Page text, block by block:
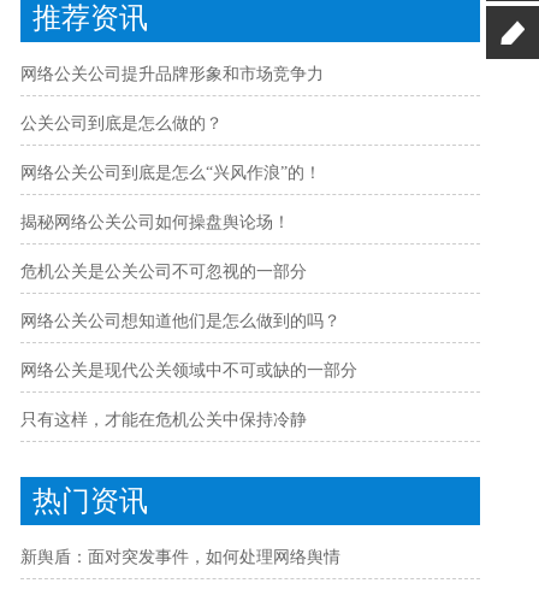
推荐资讯
网络公关公司提升品牌形象和市场竞争力
公关公司到底是怎么做的？
网络公关公司到底是怎么“兴风作浪”的！
揭秘网络公关公司如何操盘舆论场！
危机公关是公关公司不可忽视的一部分
网络公关公司想知道他们是怎么做到的吗？
网络公关是现代公关领域中不可或缺的一部分
只有这样，才能在危机公关中保持冷静
热门资讯
新舆盾：面对突发事件，如何处理网络舆情